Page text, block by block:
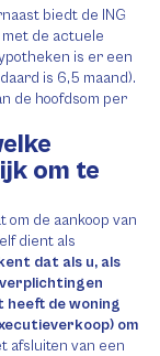
biedt de ING
de actuele
is er een
is 6,5 maand).
de hoofdsom per
om te
om de aankoop van
dient als
dat als u, als
de woning
om
afsluiten van een